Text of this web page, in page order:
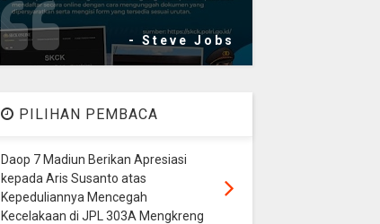
- Steve Jobs
PILIHAN PEMBACA
Daop 7 Madiun Berikan Apresiasi
kepada Aris Susanto atas
Kepeduliannya Mencegah
Kecelakaan di JPL 303A Mengkreng